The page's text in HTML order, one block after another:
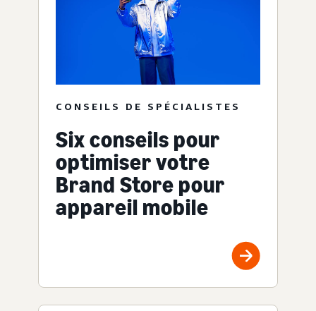
CONSEILS DE SPÉCIALISTES
Six conseils pour
optimiser votre
Brand Store pour
appareil mobile